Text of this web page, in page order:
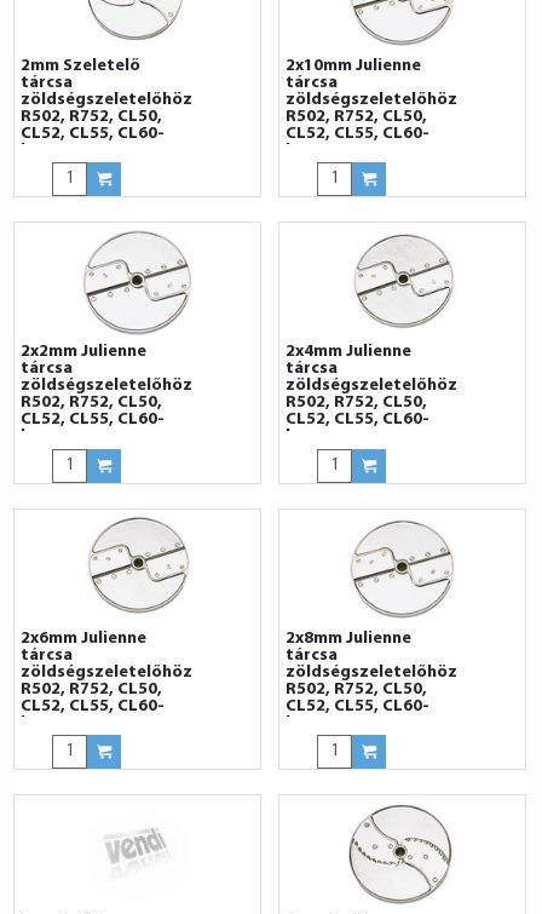
2mm Szeletelő
tárcsa
zöldségszeletelőhöz
R502, R752, CL50,
CL52, CL55, CL60-
2x10mm Julienne
tárcsa
zöldségszeletelőhöz
R502, R752, CL50,
CL52, CL55, CL60-
2x2mm Julienne
tárcsa
zöldségszeletelőhöz
R502, R752, CL50,
CL52, CL55, CL60-
hoz
2x4mm Julienne
tárcsa
zöldségszeletelőhöz
R502, R752, CL50,
CL52, CL55, CL60-
hoz
2x6mm Julienne
tárcsa
zöldségszeletelőhöz
R502, R752, CL50,
CL52, CL55, CL60-
2x8mm Julienne
tárcsa
zöldségszeletelőhöz
R502, R752, CL50,
CL52, CL55, CL60-